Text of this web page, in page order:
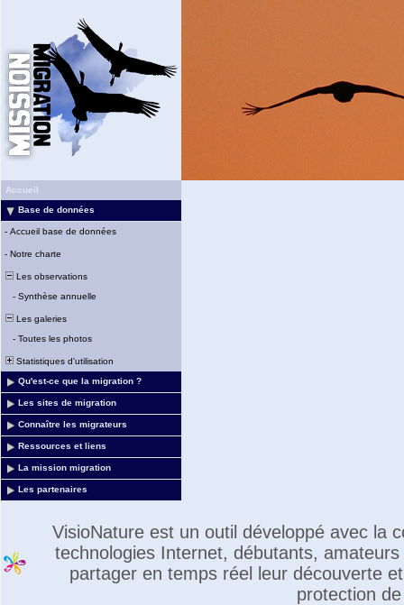
Accueil
Base de données
- Accueil base de données
- Notre charte
Les observations
- Synthèse annuelle
Les galeries
- Toutes les photos
Statistiques d'utilisation
Qu'est-ce que la migration ?
Les sites de migration
Connaître les migrateurs
Ressources et liens
La mission migration
Les partenaires
VisioNature est un outil développé avec la
technologies Internet, débutants,
partager en temps réel leur découverte
protection